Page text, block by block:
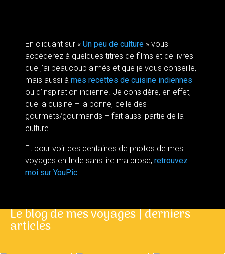
En cliquant sur « Un peu de culture » vous
accèderez à quelques titres de films et de livres
que j’ai beaucoup aimés et que je vous conseille,
mais aussi à mes recettes de cuisine indiennes
ou d’inspiration indienne. Je considère, en effet,
que la cuisine – la bonne, celle des
gourmets/gourmands – fait aussi partie de la
culture.
Et pour voir des centaines de photos de mes
voyages en Inde sans lire ma prose, retrouvez
moi sur YouPic
Le blog de mes voyages | derniers
articles